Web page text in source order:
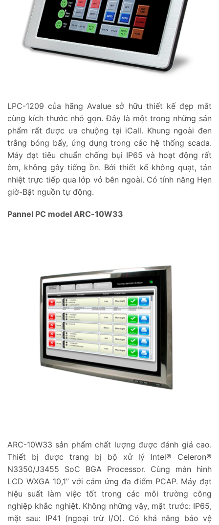
LPC-1209 của hãng Avalue sở hữu thiết kế đẹp mắt
cùng kích thước nhỏ gọn. Đây là một trong những sản
phẩm rất được ưa chuộng tại iCall. Khung ngoài đen
trắng bóng bẩy, ứng dụng trong các hệ thống scada.
Máy đạt tiêu chuẩn chống bụi IP65 và hoạt động rất
êm, không gây tiếng ồn. Bởi thiết kế không quạt, tản
nhiệt trực tiếp qua lớp vỏ bên ngoài. Có tính năng Hẹn
giờ-Bật nguồn tự động.
Pannel PC model ARC-10W33
ARC-10W33 sản phẩm chất lượng được đánh giá cao.
Thiết bị được trang bị bộ xử lý Intel® Celeron®
N3350/J3455 SoC BGA Processor. Cùng màn hình
LCD WXGA 10,1” với cảm ứng đa điểm PCAP. Máy đạt
hiệu suất làm việc tốt trong các môi trường công
nghiệp khắc nghiệt. Không những vậy, mặt trước: IP65,
mặt sau: IP41 (ngoại trừ I/O). Có khả năng bảo vệ